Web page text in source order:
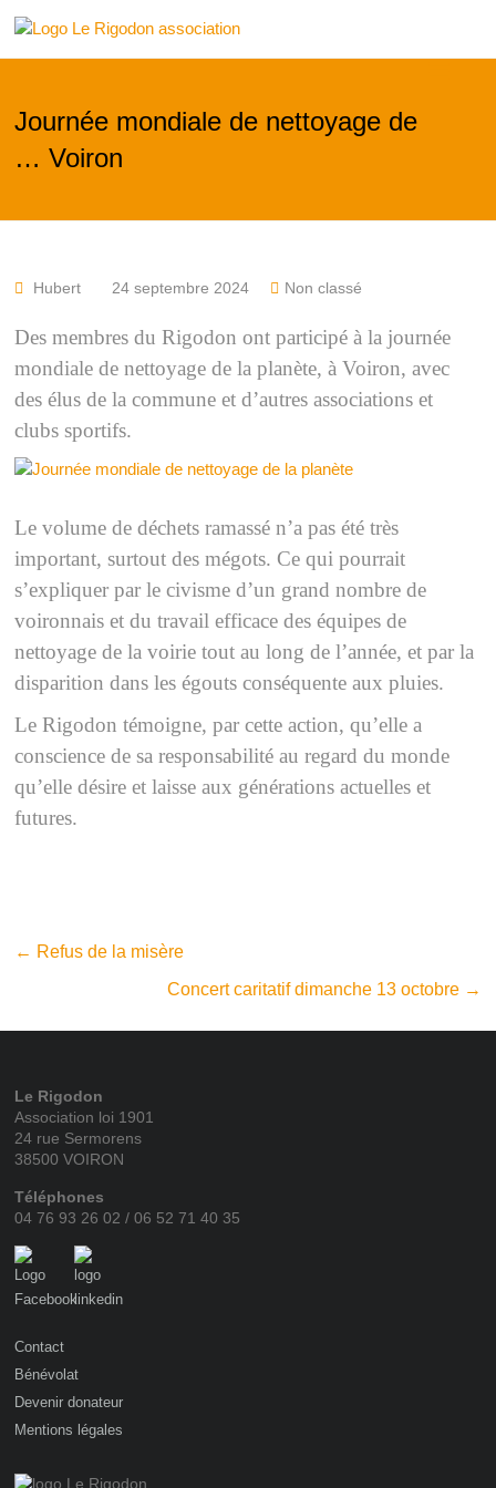
content
Le
Journée mondiale de nettoyage de
… Voiron
Hubert 24 septembre 2024 Non classé
Des membres du Rigodon ont participé à la journée
mondiale de nettoyage de la planète, à Voiron, avec
des élus de la commune et d’autres associations et
clubs sportifs.
Le volume de déchets ramassé n’a pas été très
important, surtout des mégots. Ce qui pourrait
s’expliquer par le civisme d’un grand nombre de
voironnais et du travail efficace des équipes de
nettoyage de la voirie tout au long de l’année, et par la
disparition dans les égouts conséquente aux pluies.
Le Rigodon témoigne, par cette action, qu’elle a
conscience de sa responsabilité au regard du monde
qu’elle désire et laisse aux générations actuelles et
futures.
← Refus de la misère
Concert caritatif dimanche 13 octobre →
Le Rigodon
Association loi 1901
24 rue Sermorens
38500 VOIRON
Téléphones
04 76 93 26 02 / 06 52 71 40 35
Contact
Bénévolat
Devenir donateur
Mentions légales